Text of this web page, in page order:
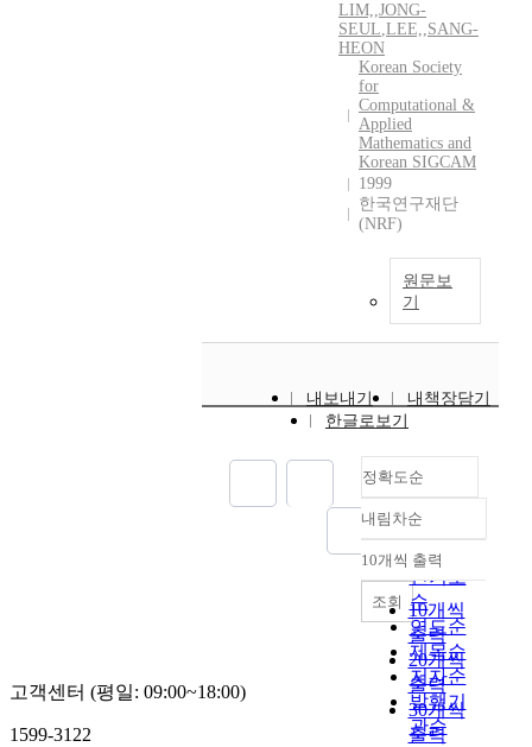
LIM,,JONG-
SEUL,LEE,,SANG-
HEON
Korean Society
for
Computational &
Applied
Mathematics and
Korean SIGCAM
1999
한국연구재단
(NRF)
원문보
기
내보내기
내책장담기
한글로보기
정확도순
정확도
순
인기도
순
연도순
제목순
저자순
발행기
관순
내림차순
내림차순
10개씩 출력
10개씩
출력
20개씩
출력
30개씩
출력
조회
고객센터 (평일: 09:00~18:00)
1599-3122